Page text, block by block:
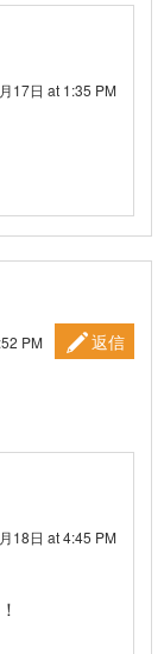
17日 at 1:35 PM
PM
返信
18日 at 4:45 PM